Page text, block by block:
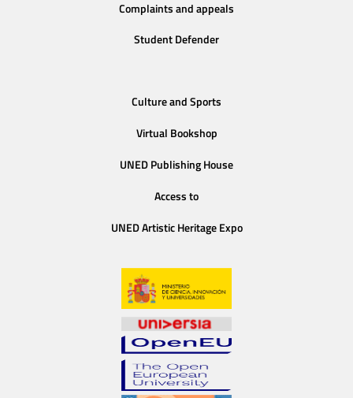
Complaints and appeals
Student Defender
Culture and Sports
Virtual Bookshop
UNED Publishing House
Access to
UNED Artistic Heritage Expo